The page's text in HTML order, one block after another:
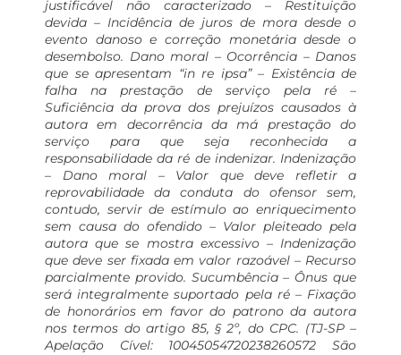
justificável não caracterizado – Restituição
devida – Incidência de juros de mora desde o
evento danoso e correção monetária desde o
desembolso. Dano moral – Ocorrência – Danos
que se apresentam “in re ipsa” – Existência de
falha na prestação de serviço pela ré –
Suficiência da prova dos prejuízos causados à
autora em decorrência da má prestação do
serviço para que seja reconhecida a
responsabilidade da ré de indenizar. Indenização
– Dano moral – Valor que deve refletir a
reprovabilidade da conduta do ofensor sem,
contudo, servir de estímulo ao enriquecimento
sem causa do ofendido – Valor pleiteado pela
autora que se mostra excessivo – Indenização
que deve ser fixada em valor razoável – Recurso
parcialmente provido. Sucumbência – Ônus que
será integralmente suportado pela ré – Fixação
de honorários em favor do patrono da autora
nos termos do artigo 85, § 2º, do CPC. (TJ-SP –
Apelação Cível: 10045054720238260572 São